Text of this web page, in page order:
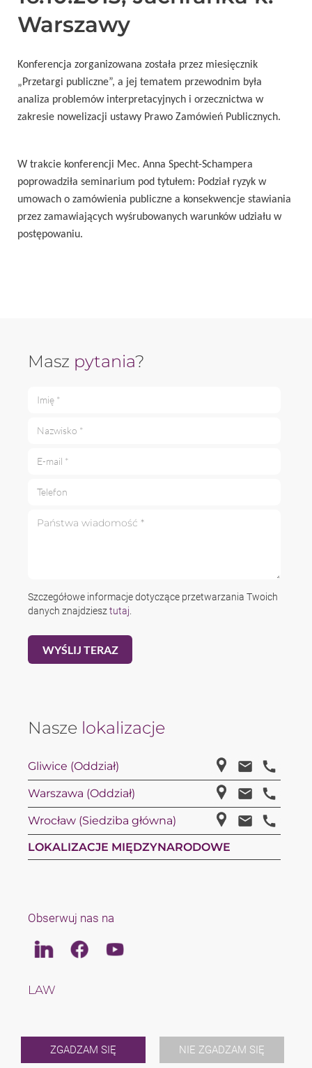
ZGADZAM SIĘ NIE ZGADZAM SIĘ
Warszawy
Konferencja zorganizowana została przez miesięcznik
„Przetargi publiczne”, a jej tematem przewodnim była
analiza problemów interpretacyjnych i orzecznictwa w
zakresie nowelizacji ustawy Prawo Zamówień Publicznych.
W trakcie konferencji Mec. Anna Specht-Schampera
poprowadziła seminarium pod tytułem: Podział ryzyk w
umowach o zamówienia publiczne a konsekwencje stawiania
przez zamawiających wyśrubowanych warunków udziału w
postępowaniu.
Masz pytania?
Szczegółowe informacje dotyczące przetwarzania Twoich
danych znajdziesz tutaj
Nasze lokalizacje
Gliwice (Oddział)
Warszawa (Oddział)
Wrocław (Siedziba główna)
LOKALIZACJE MIĘDZYNARODOWE
Obserwuj nas na
LinkedinFacebookYoutube
LAW
KARIERA
O NAS
INTERNATIONAL